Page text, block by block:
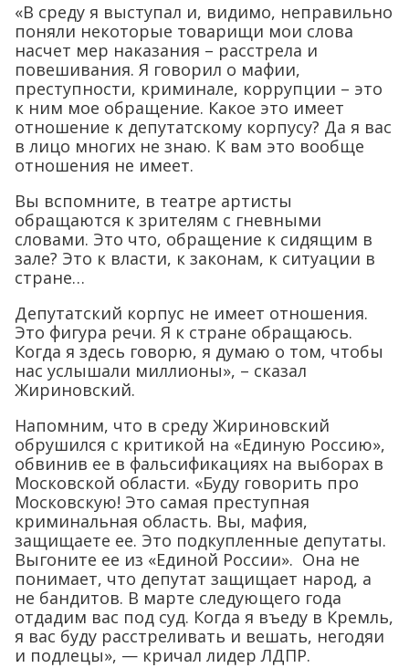
«В среду я выступал и, видимо, неправильно
поняли некоторые товарищи мои слова
насчет мер наказания – расстрела и
повешивания. Я говорил о мафии,
преступности, криминале, коррупции – это
к ним мое обращение. Какое это имеет
отношение к депутатскому корпусу? Да я вас
в лицо многих не знаю. К вам это вообще
отношения не имеет.
Вы вспомните, в театре артисты
обращаются к зрителям с гневными
словами. Это что, обращение к сидящим в
зале? Это к власти, к законам, к ситуации в
стране…
Депутатский корпус не имеет отношения.
Это фигура речи. Я к стране обращаюсь.
Когда я здесь говорю, я думаю о том, чтобы
нас услышали миллионы», – сказал
Жириновский.
Напомним, что в среду Жириновский
обрушился с критикой на «Единую Россию»,
обвинив ее в фальсификациях на выборах в
Московской области. «Буду говорить про
Московскую! Это самая преступная
криминальная область. Вы, мафия,
защищаете ее. Это подкупленные депутаты.
Выгоните ее из «Единой России». Она не
понимает, что депутат защищает народ, а
не бандитов. В марте следующего года
отдадим вас под суд. Когда я въеду в Кремль,
я вас буду расстреливать и вешать, негодяи
и подлецы», — кричал лидер ЛДПР.